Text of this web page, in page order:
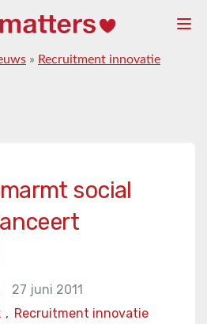
» Recruitment innovatie
social
27 juni 2011
Recruitment innovatie
,